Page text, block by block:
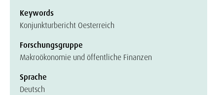
Keywords
Konjunkturbericht Oesterreich
Forschungsgruppe
Makroökonomie und öffentliche Finanzen
Sprache
Deutsch